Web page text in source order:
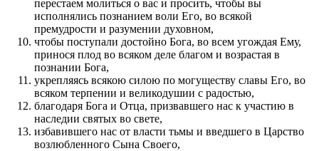
перестаем молиться о вас и просить, чтобы вы
исполнялись познанием воли Его, во всякой
премудрости и разумении духовном,
чтобы поступали достойно Бога, во всем угождая Ему,
принося плод во всяком деле благом и возрастая в
познании Бога,
укрепляясь всякою силою по могуществу славы Его, во
всяком терпении и великодушии с радостью,
благодаря Бога и Отца, призвавшего нас к участию в
наследии святых во свете,
избавившего нас от власти тьмы и введшего в Царство
возлюбленного Сына Своего,